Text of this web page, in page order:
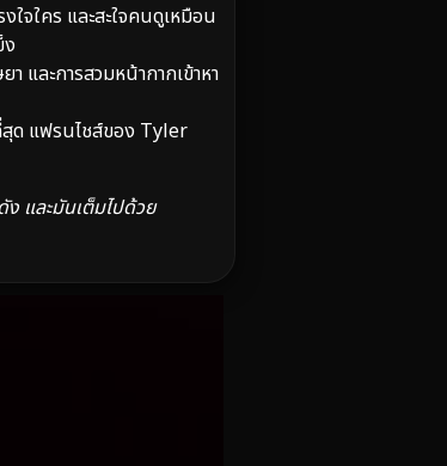
จใคร และสะใจคนดูเหมือน
และการสวมหน้ากากเข้าหา
สุด แฟรนไชส์ของ Tyler
และมันเต็มไปด้วย